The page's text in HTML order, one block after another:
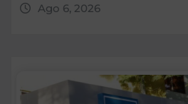
Ago 6, 2026